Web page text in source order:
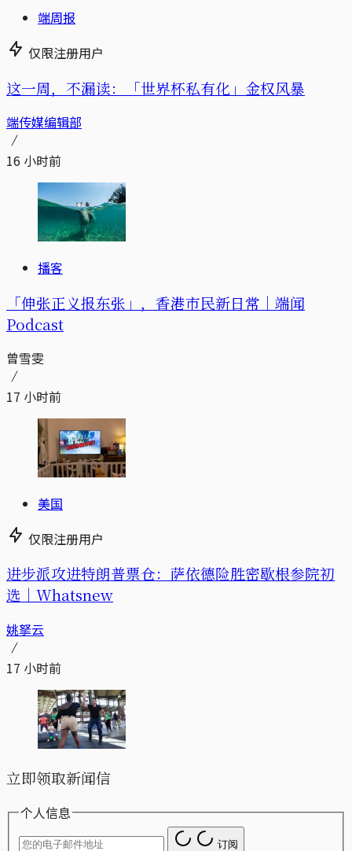
端周报
仅限注册用户
这一周，不漏读：「世界杯私有化」金权风暴
端传媒编辑部
16 小时前
播客
「伸张正义报东张」，香港市民新日常｜端闻
Podcast
曾雪雯
17 小时前
美国
仅限注册用户
进步派攻进特朗普票仓：萨依德险胜密歇根参院初
选｜Whatsnew
姚拏云
17 小时前
立即领取新闻信
个人信息
订阅